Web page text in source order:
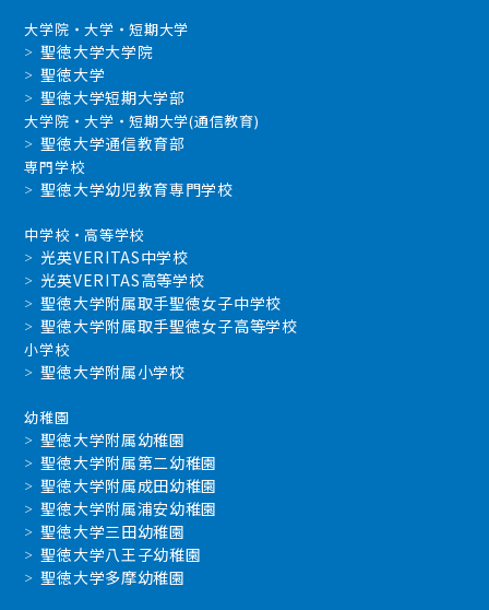
大学院・大学・短期大学
聖徳大学大学院
聖徳大学
聖徳大学短期大学部
大学院・大学・短期大学(通信教育)
聖徳大学通信教育部
専門学校
聖徳大学幼児教育専門学校
中学校・高等学校
光英VERITAS中学校
光英VERITAS高等学校
聖徳大学附属取手聖徳女子中学校
聖徳大学附属取手聖徳女子高等学校
小学校
聖徳大学附属小学校
幼稚園
聖徳大学附属幼稚園
聖徳大学附属第二幼稚園
聖徳大学附属成田幼稚園
聖徳大学附属浦安幼稚園
聖徳大学三田幼稚園
聖徳大学八王子幼稚園
聖徳大学多摩幼稚園